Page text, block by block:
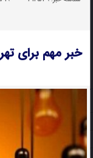
خبر مهم برای